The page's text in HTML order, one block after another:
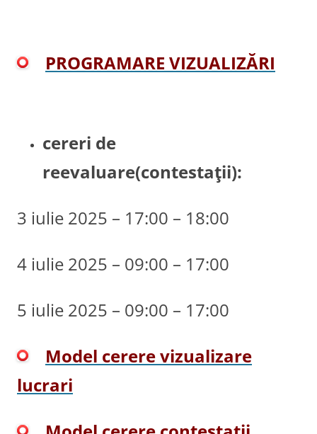
PROGRAMARE VIZUALIZĂRI
cereri de
reevaluare(contestaţii):
3 iulie 2025 – 17:00 – 18:00
4 iulie 2025 – 09:00 – 17:00
5 iulie 2025 – 09:00 – 17:00
Model cerere vizualizare
lucrari